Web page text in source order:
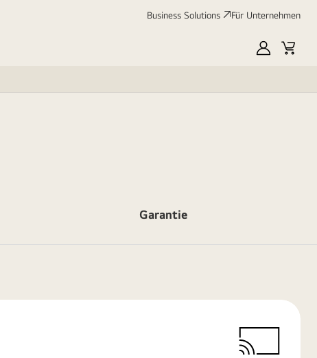
Business Solutions Für Unternehmen
MyLGCart
Garantie